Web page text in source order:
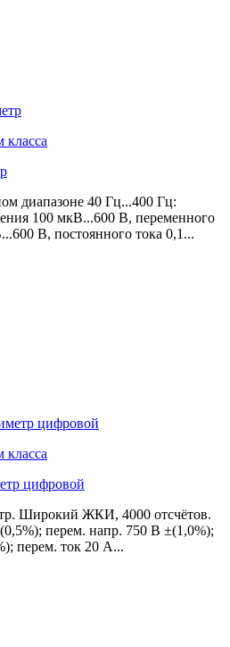
диапазоне 40 Гц...400 Гц:
100 мкВ...600 В, переменного
В, постоянного тока 0,1...
цифровой
Широкий ЖКИ, 4000 отсчётов.
перем. напр. 750 В ±(1,0%);
перем. ток 20 А...